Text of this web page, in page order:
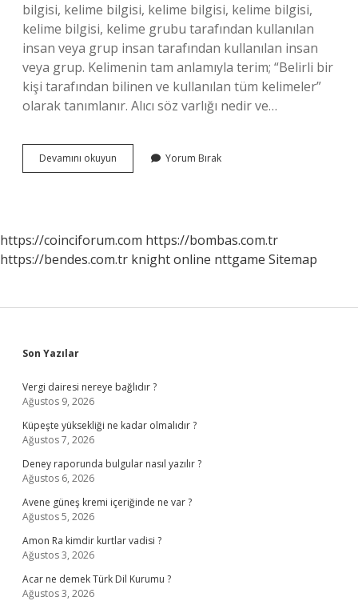
bilgisi, kelime bilgisi, kelime bilgisi, kelime bilgisi,
kelime bilgisi, kelime grubu tarafından kullanılan
insan veya grup insan tarafından kullanılan insan
veya grup. Kelimenin tam anlamıyla terim; “Belirli bir
kişi tarafından bilinen ve kullanılan tüm kelimeler”
olarak tanımlanır. Alıcı söz varlığı nedir ve…
Devamını okuyun
Varlığı
Yorum Bırak
https://coinciforum.com https://bombas.com.tr
https://bendes.com.tr knight online nttgame Sitemap
Sidebar
Son Yazılar
Vergi dairesi nereye bağlıdır ?
Ağustos 9, 2026
Küpeşte yüksekliği ne kadar olmalıdır ?
Ağustos 7, 2026
Deney raporunda bulgular nasıl yazılır ?
Ağustos 6, 2026
Avene güneş kremi içeriğinde ne var ?
Ağustos 5, 2026
Amon Ra kimdir kurtlar vadisi ?
Ağustos 3, 2026
Acar ne demek Türk Dil Kurumu ?
Ağustos 3, 2026